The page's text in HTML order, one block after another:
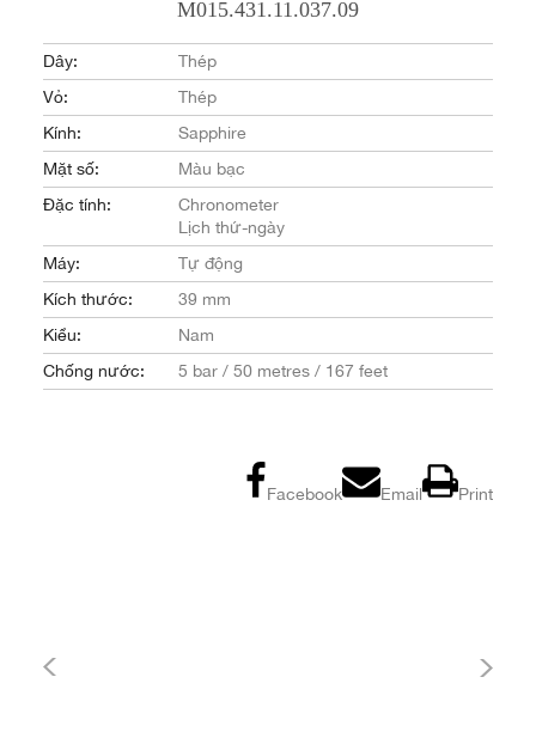
M015.431.11.037.09
Dây:
Thép
Vỏ:
Thép
Kính:
Sapphire
Mặt số:
Màu bạc
Đặc tính:
Chronometer
Lịch thứ-ngày
Máy:
Tự động
Kích thước:
39 mm
Kiểu:
Nam
Chống nước:
5 bar / 50 metres / 167 feet
Facebook Email Print